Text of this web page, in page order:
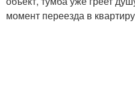
момент переезда в